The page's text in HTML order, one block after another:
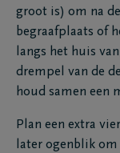
groot is) om na
begraafplaats of
langs het huis
drempel van de
houd samen een
Plan een extra
later ogenblik om